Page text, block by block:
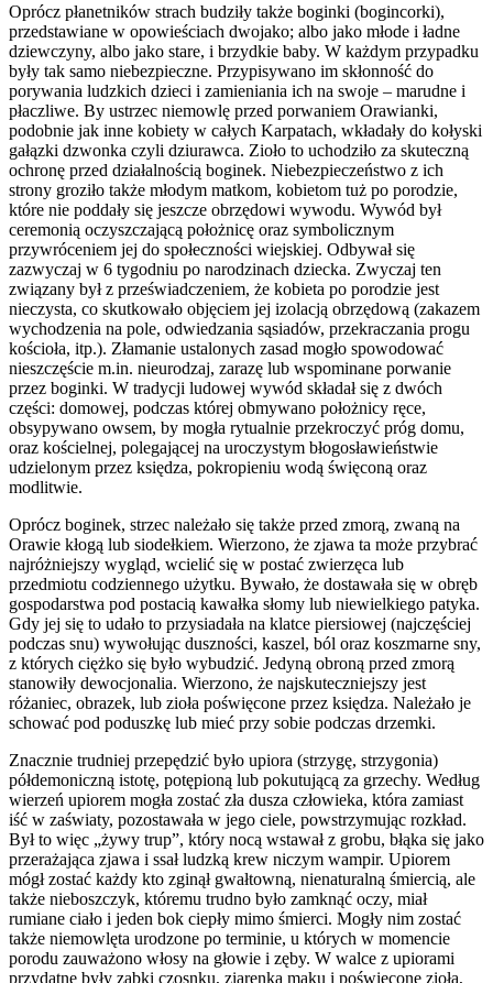
Oprócz płanetników strach budziły także boginki (bogincorki),
przedstawiane w opowieściach dwojako; albo jako młode i ładne
dziewczyny, albo jako stare, i brzydkie baby. W każdym przypadku
były tak samo niebezpieczne. Przypisywano im skłonność do
porywania ludzkich dzieci i zamieniania ich na swoje – marudne i
płaczliwe. By ustrzec niemowlę przed porwaniem Orawianki,
podobnie jak inne kobiety w całych Karpatach, wkładały do kołyski
gałązki dzwonka czyli dziurawca. Zioło to uchodziło za skuteczną
ochronę przed działalnością boginek. Niebezpieczeństwo z ich
strony groziło także młodym matkom, kobietom tuż po porodzie,
które nie poddały się jeszcze obrzędowi wywodu. Wywód był
ceremonią oczyszczającą położnicę oraz symbolicznym
przywróceniem jej do społeczności wiejskiej. Odbywał się
zazwyczaj w 6 tygodniu po narodzinach dziecka. Zwyczaj ten
związany był z przeświadczeniem, że kobieta po porodzie jest
nieczysta, co skutkowało objęciem jej izolacją obrzędową (zakazem
wychodzenia na pole, odwiedzania sąsiadów, przekraczania progu
kościoła, itp.). Złamanie ustalonych zasad mogło spowodować
nieszczęście m.in. nieurodzaj, zarazę lub wspominane porwanie
przez boginki. W tradycji ludowej wywód składał się z dwóch
części: domowej, podczas której obmywano położnicy ręce,
obsypywano owsem, by mogła rytualnie przekroczyć próg domu,
oraz kościelnej, polegającej na uroczystym błogosławieństwie
udzielonym przez księdza, pokropieniu wodą święconą oraz
modlitwie.
Oprócz boginek, strzec należało się także przed zmorą, zwaną na
Orawie kłogą lub siodełkiem. Wierzono, że zjawa ta może przybrać
najróżniejszy wygląd, wcielić się w postać zwierzęca lub
przedmiotu codziennego użytku. Bywało, że dostawała się w obręb
gospodarstwa pod postacią kawałka słomy lub niewielkiego patyka.
Gdy jej się to udało to przysiadała na klatce piersiowej (najczęściej
podczas snu) wywołując duszności, kaszel, ból oraz koszmarne sny,
z których ciężko się było wybudzić. Jedyną obroną przed zmorą
stanowiły dewocjonalia. Wierzono, że najskuteczniejszy jest
różaniec, obrazek, lub zioła poświęcone przez księdza. Należało je
schować pod poduszkę lub mieć przy sobie podczas drzemki.
Znacznie trudniej przepędzić było upiora (strzygę, strzygonia)
półdemoniczną istotę, potępioną lub pokutującą za grzechy. Według
wierzeń upiorem mogła zostać zła dusza człowieka, która zamiast
iść w zaświaty, pozostawała w jego ciele, powstrzymując rozkład.
Był to więc „żywy trup”, który nocą wstawał z grobu, błąka się jako
przerażająca zjawa i ssał ludzką krew niczym wampir. Upiorem
mógł zostać każdy kto zginął gwałtowną, nienaturalną śmiercią, ale
także nieboszczyk, któremu trudno było zamknąć oczy, miał
rumiane ciało i jeden bok ciepły mimo śmierci. Mogły nim zostać
także niemowlęta urodzone po terminie, u których w momencie
porodu zauważono włosy na głowie i zęby. W walce z upiorami
przydatne były ząbki czosnku, ziarenka maku i poświęcone zioła,